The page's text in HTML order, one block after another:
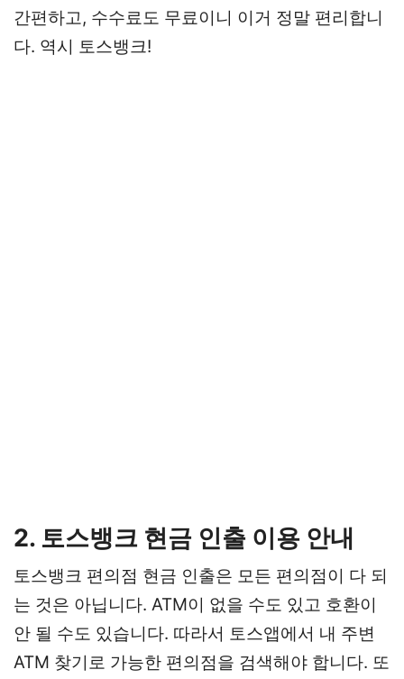
간편하고, 수수료도 무료이니 이거 정말 편리합니
다. 역시 토스뱅크!
2. 토스뱅크 현금 인출 이용 안내
토스뱅크 편의점 현금 인출은 모든 편의점이 다 되
는 것은 아닙니다. ATM이 없을 수도 있고 호환이
안 될 수도 있습니다. 따라서 토스앱에서 내 주변
ATM 찾기로 가능한 편의점을 검색해야 합니다. 또